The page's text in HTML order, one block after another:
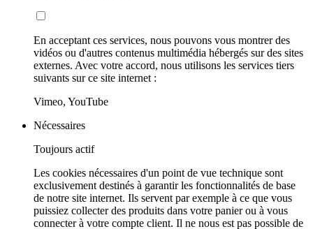
En acceptant ces services, nous pouvons vous montrer des
vidéos ou d'autres contenus multimédia hébergés sur des sites
externes. Avec votre accord, nous utilisons les services tiers
suivants sur ce site internet :
Vimeo, YouTube
Nécessaires
Toujours actif
Les cookies nécessaires d'un point de vue technique sont
exclusivement destinés à garantir les fonctionnalités de base
de notre site internet. Ils servent par exemple à ce que vous
puissiez collecter des produits dans votre panier ou à vous
connecter à votre compte client. Il ne nous est pas possible de